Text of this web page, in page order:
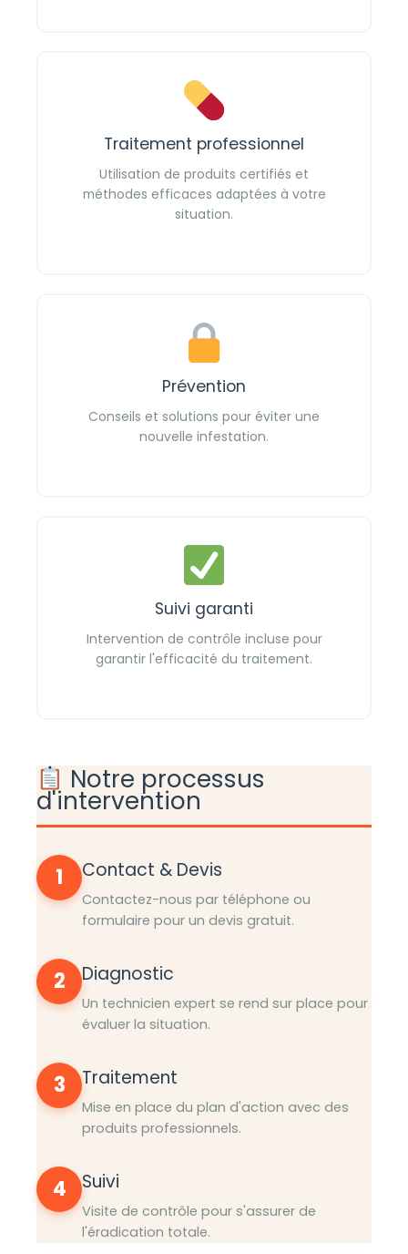
Traitement professionnel
Utilisation de produits certifiés et
méthodes efficaces adaptées à votre
situation.
Prévention
Conseils et solutions pour éviter une
nouvelle infestation.
Suivi garanti
Intervention de contrôle incluse pour
garantir l'efficacité du traitement.
Notre processus
d'intervention
1 Contact & Devis
Contactez-nous par téléphone ou
formulaire pour un devis gratuit.
2 Diagnostic
Un technicien expert se rend sur place pour
évaluer la situation.
3 Traitement
Mise en place du plan d'action avec des
produits professionnels.
4 Suivi
Visite de contrôle pour s'assurer de
l'éradication totale.